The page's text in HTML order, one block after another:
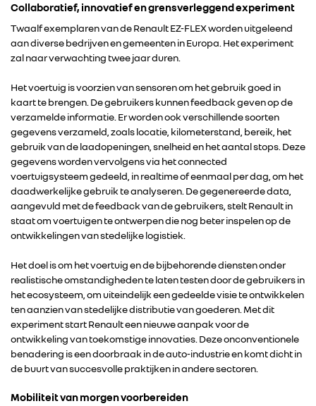
RENAULT GROUP
ALPINE
ALLIANCE
Collaboratief, innovatief en grensverleggend experiment
Twaalf exemplaren van de Renault EZ-FLEX worden uitgeleend
aan diverse bedrijven en gemeenten in Europa. Het experiment
zal naar verwachting twee jaar duren.
Het voertuig is voorzien van sensoren om het gebruik goed in
kaart te brengen. De gebruikers kunnen feedback geven op de
verzamelde informatie. Er worden ook verschillende soorten
gegevens verzameld, zoals locatie, kilometerstand, bereik, het
gebruik van de laadopeningen, snelheid en het aantal stops. Deze
gegevens worden vervolgens via het connected
voertuigsysteem gedeeld, in realtime of eenmaal per dag, om het
daadwerkelijke gebruik te analyseren. De gegenereerde data,
aangevuld met de feedback van de gebruikers, stelt Renault in
staat om voertuigen te ontwerpen die nog beter inspelen op de
ontwikkelingen van stedelijke logistiek.
Het doel is om het voertuig en de bijbehorende diensten onder
realistische omstandigheden te laten testen door de gebruikers in
het ecosysteem, om uiteindelijk een gedeelde visie te ontwikkelen
ten aanzien van stedelijke distributie van goederen. Met dit
experiment start Renault een nieuwe aanpak voor de
ontwikkeling van toekomstige innovaties. Deze onconventionele
benadering is een doorbraak in de auto-industrie en komt dicht in
de buurt van succesvolle praktijken in andere sectoren.
Mobiliteit van morgen voorbereiden